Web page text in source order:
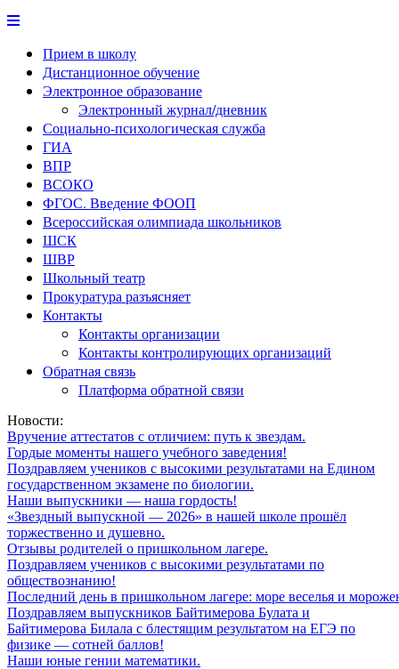
Прием в школу
Дистанционное обучение
Электронное образование
Электронный журнал/дневник
Социально-психологическая служба
ГИА
ВПР
ВСОКО
ФГОС. Введение ФООП
Всероссийская олимпиада школьников
ШСК
ШВР
Школьный театр
Прокуратура разъясняет
Контакты
Контакты организации
Контакты контролирующих организаций
Обратная связь
Платформа обратной связи
Новости:
Вручение аттестатов с отличием: путь к звездам.
Гордые моменты нашего учебного заведения!
Поздравляем учеников с высокими результатами на Едином
государственном экзамене по биологии.
Наши выпускники — наша гордость!
«Звездный выпускной — 2026» в нашей школе прошёл
торжественно и душевно.
Отзывы родителей о пришкольном лагере.
Поздравляем учеников с высокими результатами по
обществознанию!
Последний день в пришкольном лагере: море веселья и
Поздравляем выпускников Байтимерова Булата и
Байтимерова Билала с блестящим результатом на ЕГЭ по
физике — сотней баллов!
Наши юные гении математики.